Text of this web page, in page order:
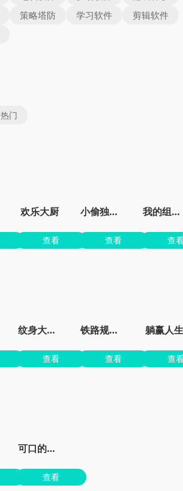
策略塔防 学习软件
剪辑软件
热门
欢乐大厨
查看
小偷独角兽免费
查看
我的组装车
查
纹身大师墨水颜色
查看
铁路规划新星
查看
躺赢人生
查
可口的披萨美味的披萨无限金币无限钻石版
查看